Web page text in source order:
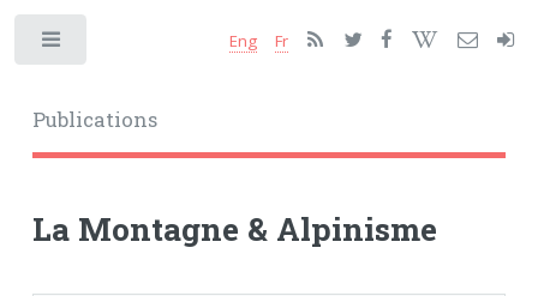
Publications
Eng Fr
La Montagne & Alpinisme